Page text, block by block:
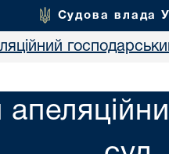
Судова влада